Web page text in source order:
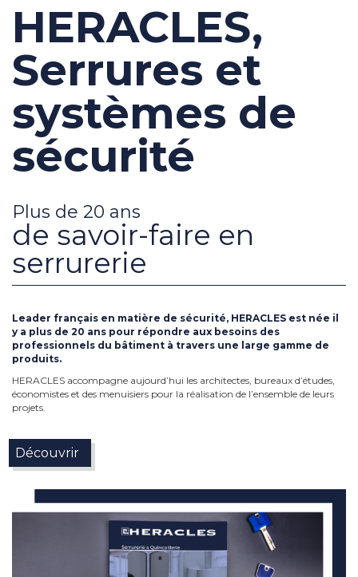
HERACLES,
Serrures et
systèmes de
sécurité
Plus de 20 ans
de savoir-faire en
serrurerie
Leader français en matière de sécurité, HERACLES est née il
y a plus de 20 ans pour répondre aux besoins des
professionnels du bâtiment à travers une large gamme de
produits.
HERACLES accompagne aujourd’hui les architectes, bureaux d’études,
économistes et des menuisiers pour la réalisation de l’ensemble de leurs
projets.
Découvrir